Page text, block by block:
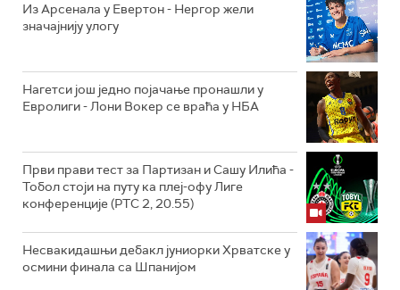
Из Арсенала у Евертон - Нергор жели
значајнију улогу
Нагетси још једно појачање пронашли у
Евролиги - Лони Вокер се враћа у НБА
Први прави тест за Партизан и Сашу Илића -
Тобол стоји на путу ка плеј-офу Лиге
конференције (РТС 2, 20.55)
Несвакидашњи дебакл јуниорки Хрватске у
осмини финала са Шпанијом